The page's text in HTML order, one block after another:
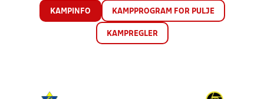
KAMPINFO KAMPPROGRAM FOR PULJE
KAMPREGLER